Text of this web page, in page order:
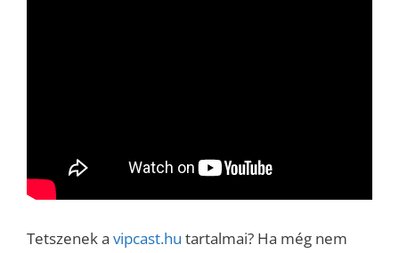
Tetszenek a vipcast.hu tartalmai? Ha még nem